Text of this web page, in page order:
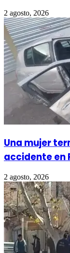
2 agosto, 2026
Una mujer
accidente en
2 agosto, 2026